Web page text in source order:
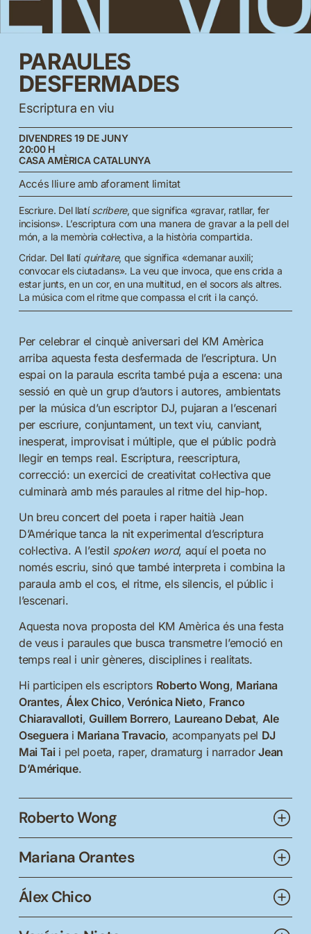
PARAULES
DESFERMADES
Escriptura en viu
DIVENDRES 19 DE JUNY
20:00 H
CASA AMÈRICA CATALUNYA
Accés lliure amb aforament limitat
Escriure. Del llatíscribere, que significa «gravar, ratllar, fer
incisions». L’escriptura com una manera de gravar a la pell del
món, a la memòria col·lectiva, a la història compartida.
Cridar. Del llatí quiritare, que significa «demanar auxili;
convocar els ciutadans». La veu que invoca, que ens crida a
estar junts, en un cor, en una multitud, en el socors als altres.
La música com el ritme que compassa el crit i la cançó.
Per celebrar el cinquè aniversari del KM Amèrica
arriba aquesta festa desfermada de l’escriptura. Un
espai on la paraula escrita també puja a escena: una
sessió en què un grup d’autors i autores, ambientats
per la música d’un escriptor DJ, pujaran a l’escenari
per escriure, conjuntament, un text viu, canviant,
inesperat, improvisat i múltiple, que el públic podrà
llegir en temps real. Escriptura, reescriptura,
correcció: un exercici de creativitat col·lectiva que
culminarà amb més paraules al ritme del hip-hop.
Un breu concert del poeta i raper haitià Jean
D’Amérique tanca la nit experimental d’escriptura
col·lectiva. A l’estil spoken word, aquí el poeta no
només escriu, sinó que també interpreta i combina la
paraula amb el cos, el ritme, els silencis, el públic i
l’escenari.
Aquesta nova proposta del KM Amèrica és una festa
de veus i paraules que busca transmetre l’emoció en
temps real i unir gèneres, disciplines i realitats.
Hi participen els escriptors Roberto Wong, Mariana
Orantes, Álex Chico, Verónica Nieto, Franco
Chiaravalloti,Guillem Borrero, Laureano Debat, Ale
Oseguera i Mariana Travacio, acompanyats pel DJ
Mai Taii pel poeta, raper, dramaturg i narradorJean
D’Amérique.
Roberto Wong
ser la seva primera novel·la, per la qual va guanyar el
Premi Dos Passos el 2015. Tres anys després va
guanyar el IX Certamen Internacional Sor Juana Inés
Mariana Orantes
Ciutat de Mèxic, 1986
Caer bajo tierra(Editorial Candaya), dels llibres de
Álex Chico